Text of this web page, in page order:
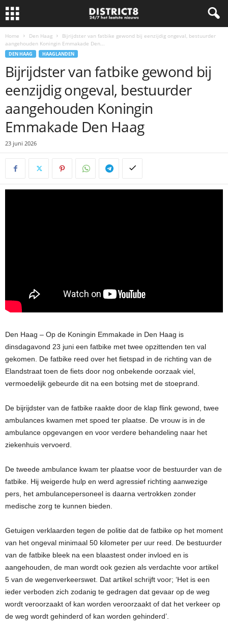
Home Den Haag
Bijrijdster van fatbike gewond bij eenzijdig ongeval, bestuurder
aangehouden Koningin Emmakade Den...
DEN HAAG HAAGLANDEN
Bijrijdster van fatbike gewond bij
eenzijdig ongeval, bestuurder
aangehouden Koningin
Emmakade Den Haag
23 juni 2026
Den Haag – Op de Koningin Emmakade in Den Haag is
dinsdagavond 23 juni een fatbike met twee opzittenden ten val
gekomen. De fatbike reed over het fietspad in de richting van de
Elandstraat toen de fiets door nog onbekende oorzaak viel,
vermoedelijk gebeurde dit na een botsing met de stoeprand.
De bijrijdster van de fatbike raakte door de klap flink gewond, twee
ambulances kwamen met spoed ter plaatse. De vrouw is in de
ambulance opgevangen en voor verdere behandeling naar het
ziekenhuis vervoerd.
De tweede ambulance kwam ter plaatse voor de bestuurder van de
fatbike. Hij weigerde hulp en werd agressief richting aanwezige
pers, het ambulancepersoneel is daarna vertrokken zonder
medische zorg te kunnen bieden.
Getuigen verklaarden tegen de politie dat de fatbike op het moment
van het ongeval minimaal 50 kilometer per uur reed. De bestuurder
van de fatbike bleek na een blaastest onder invloed en is
aangehouden, de man wordt ook gezien als verdachte voor artikel
5 van de wegenverkeerswet. Dat artikel schrijft voor; ‘Het is een
ieder verboden zich zodanig te gedragen dat gevaar op de weg
wordt veroorzaakt of kan worden veroorzaakt of dat het verkeer op
de weg wordt gehinderd of kan worden gehinderd’.